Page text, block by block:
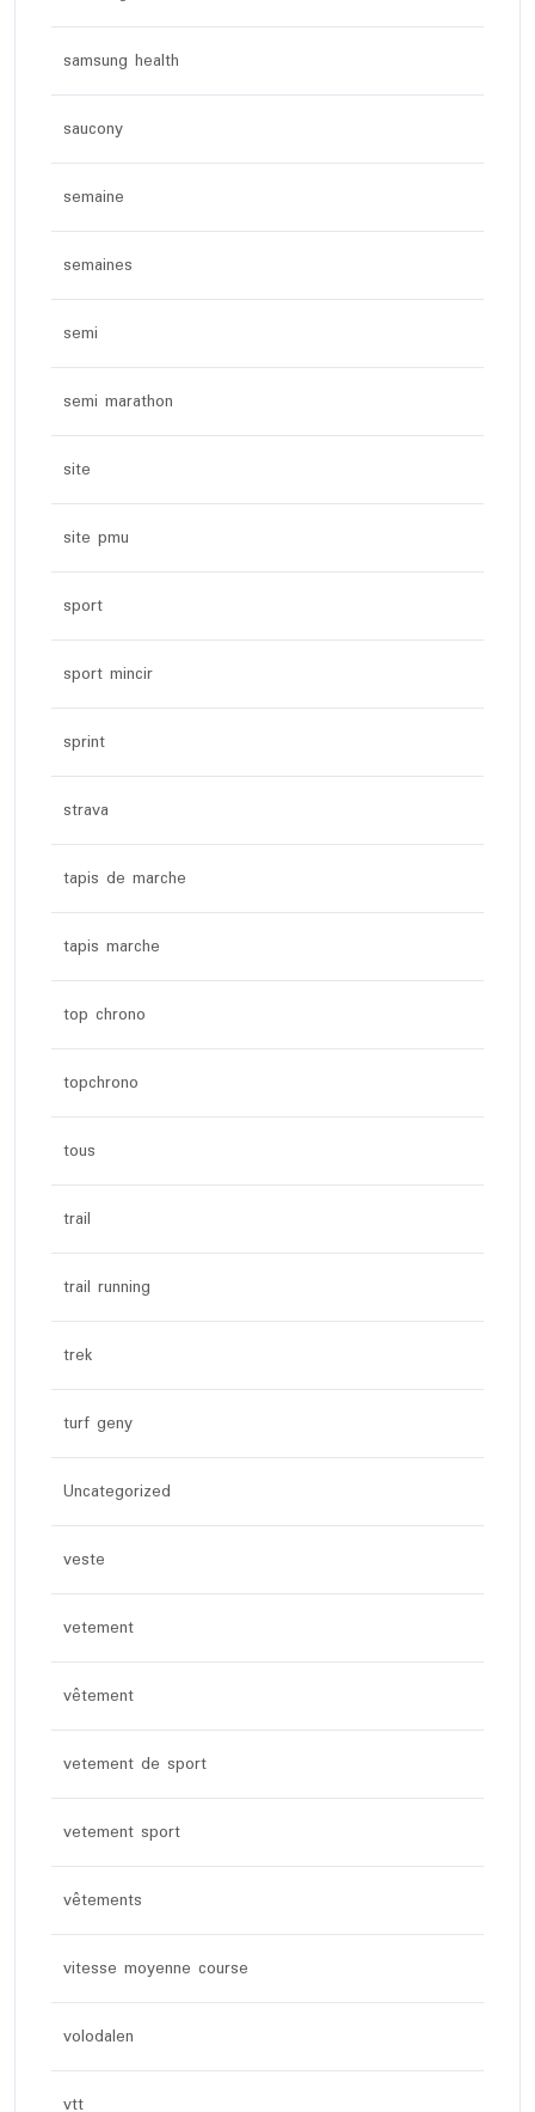
samsung health
saucony
semaine
semaines
semi
semi marathon
site
site pmu
sport
sport mincir
sprint
strava
tapis de marche
tapis marche
top chrono
topchrono
tous
trail
trail running
trek
turf geny
Uncategorized
veste
vetement
vêtement
vetement de sport
vetement sport
vêtements
vitesse moyenne course
volodalen
vtt